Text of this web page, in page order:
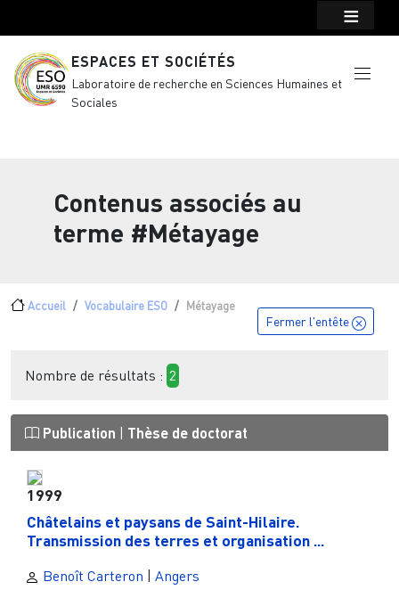
ESPACES ET SOCIÉTÉS
Laboratoire de recherche en Sciences Humaines et
Sociales
Contenus associés au
terme #Métayage
Fil d'Ariane
Accueil Vocabulaire ESO Métayage
Fermer l'entête
Nombre de résultats : 2
Publication Thèse de doctorat
1999
Châtelains et paysans de Saint-Hilaire.
Transmission des terres et organisation ...
Benoît Carteron Angers